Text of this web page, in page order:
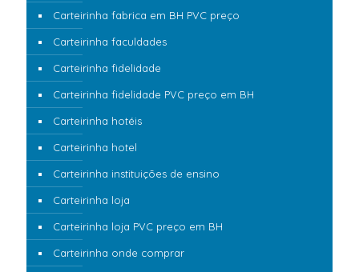
Carteirinha fabrica em BH PVC preço
Carteirinha faculdades
Carteirinha fidelidade
Carteirinha fidelidade PVC preço em BH
Carteirinha hotéis
Carteirinha hotel
Carteirinha instituições de ensino
Carteirinha loja
Carteirinha loja PVC preço em BH
Carteirinha onde comprar